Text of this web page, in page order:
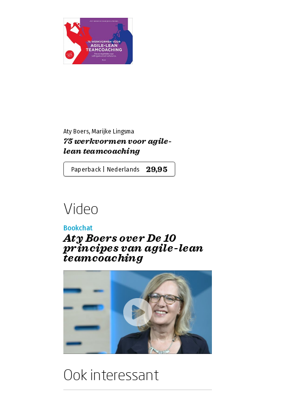
Aty Boers, Marijke Lingsma
75 werkvormen voor agile-
lean teamcoaching
Paperback | Nederlands 29,95
Video
Bookchat
Aty Boers over De 10
principes van agile-lean
teamcoaching
Ook interessant